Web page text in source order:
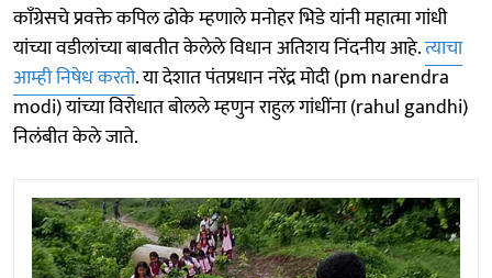
काॅंग्रेसचे प्रवक्ते कपिल ढोके म्हणाले मनोहर भिडे यांनी महात्मा गांधी
यांच्या वडीलांच्या बाबतीत केलेले विधान अतिशय निंदनीय आहे.त्याचा
आम्ही निषेध करतो. या देशात पंतप्रधान नरेंद्र मोदी (pm narendra
modi) यांच्या विरोधात बोलले म्हणुन राहुल गांधींना (rahul gandhi)
निलंबीत केले जाते.